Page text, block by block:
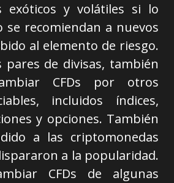
exóticos y volátiles si lo
se recomiendan a nuevos
al elemento de riesgo.
pares de divisas, también
CFDs por otros
incluidos índices,
y opciones. También
a las criptomonedas
a la popularidad.
CFDs de algunas